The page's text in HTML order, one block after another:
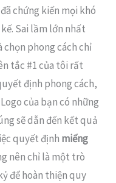
chứng kiến mọi khó
Sai lầm lớn nhất
phong cách chỉ
tắc #1 của tôi rất
định phong cách,
của bạn có những
sẽ dẫn đến kết quả
quyết định miếng
nên chỉ là một trò
để hoàn thiện quy